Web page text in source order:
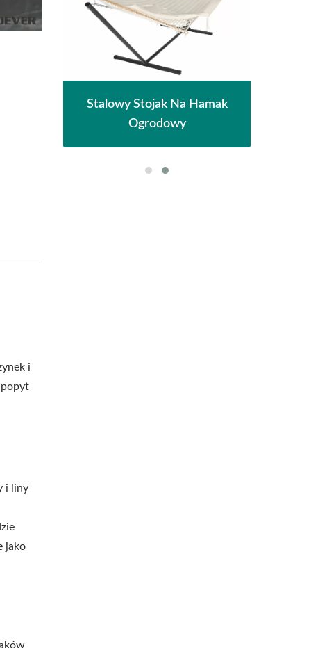
i
popyt
i liny
jako
Stalowy Stojak Na Hamak
Ogrodowy